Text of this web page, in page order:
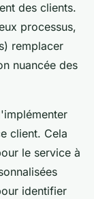
des clients.
processus,
remplacer
nuancée des
client. Cela
le service à
identifier